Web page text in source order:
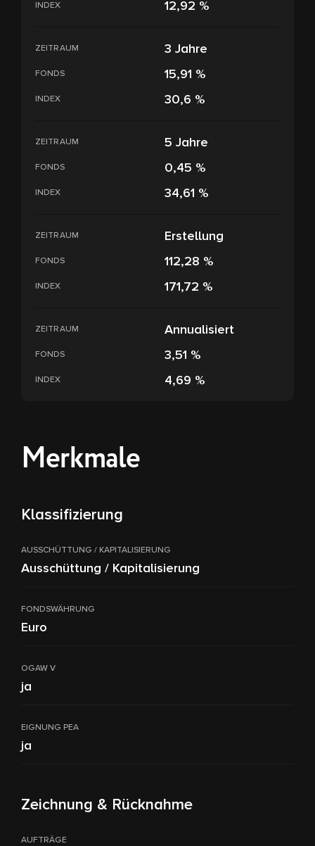
INDEX 12,92 %
ZEITRAUM 3 Jahre
FONDS 15,91 %
INDEX 30,6 %
ZEITRAUM 5 Jahre
FONDS 0,45 %
INDEX 34,61 %
ZEITRAUM Erstellung
FONDS 112,28 %
INDEX 171,72 %
ZEITRAUM Annualisiert
FONDS 3,51 %
INDEX 4,69 %
Merkmale
Klassifizierung
AUSSCHÜTTUNG / KAPITALISIERUNG
Ausschüttung / Kapitalisierung
FONDSWÄHRUNG
Euro
OGAW V
ja
EIGNUNG PEA
ja
Zeichnung & Rücknahme
AUFTRÄGE